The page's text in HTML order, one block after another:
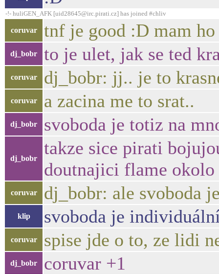
-!- huliGEN_AFK [uid28645@irc.pirati.cz] has joined #chliv
coruvar tnf je good :D mam
dj_bobr to je ulet, jak se ted
coruvar dj_bobr: jj.. je to
coruvar a zacina me to srat..
dj_bobr svoboda je totiz na
dj_bobr
takze sice pirati
doutnajici flame
coruvar dj_bobr: ale svoboda
klip svoboda je
coruvar spise jde o to, ze lidi
dj_bobr coruvar +1